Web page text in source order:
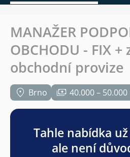
MANAŽER
OBCHODU - FIX
obchodní provize
Brno 40.000 – 50.000
Tahle nabídka
ale není